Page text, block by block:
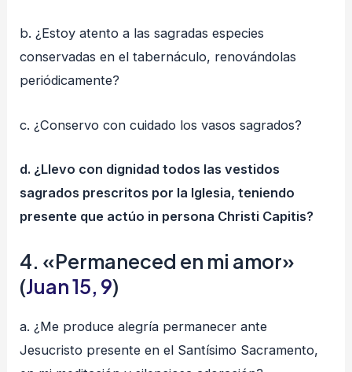
b. ¿Estoy atento a las sagradas especies
conservadas en el tabernáculo, renovándolas
periódicamente?
c. ¿Conservo con cuidado los vasos sagrados?
d. ¿Llevo con dignidad todos las vestidos
sagrados prescritos por la Iglesia, teniendo
presente que actúo in persona Christi Capitis?
4. «Permaneced en mi amor»
(Juan 15, 9)
a. ¿Me produce alegría permanecer ante
Jesucristo presente en el Santísimo Sacramento,